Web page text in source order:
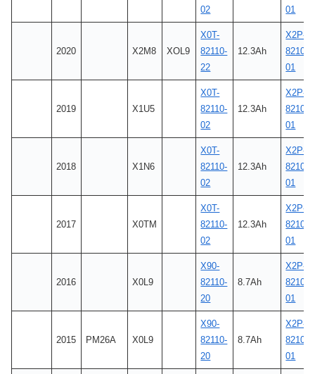
02
01
2020 X2M8 XOL9
X0T-
82110-
22
12.3Ah
X2P-
8210C-
01
2019 X1U5
X0T-
82110-
02
12.3Ah
X2P-
8210C-
01
2018 X1N6
X0T-
82110-
02
12.3Ah
X2P-
8210C-
01
2017 X0TM
X0T-
82110-
02
12.3Ah
X2P-
8210C-
01
2016 X0L9
X90-
82110-
20
8.7Ah
X2P-
8210C-
01
2015 PM26A X0L9
X90-
82110-
20
8.7Ah
X2P-
8210C-
01